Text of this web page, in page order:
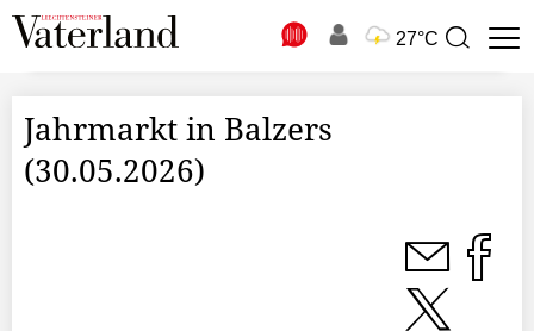
27°C
Suchbegriff
Jahrmarkt in Balzers
(30.05.2026)